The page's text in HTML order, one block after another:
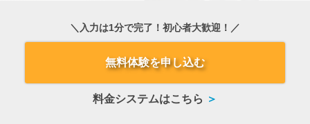
＼入力は1分で完了！初心者大歓迎！／
無料体験を申し込む
料金システムはこちら